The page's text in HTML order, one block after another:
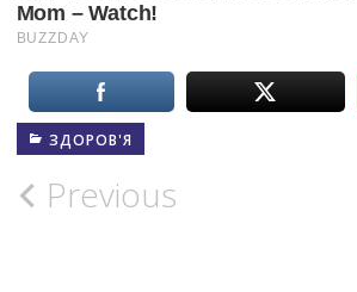
ЗДОРОВ'Я
Post
Previous